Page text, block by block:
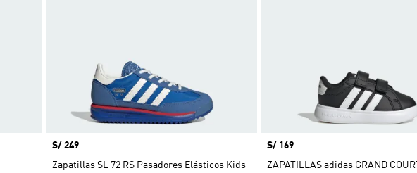
Precio
S/ 249
Zapatillas SL 72 RS Pasadores Elásticos Kids
Precio
S/ 169
ZAPATILLAS adidas GRAND